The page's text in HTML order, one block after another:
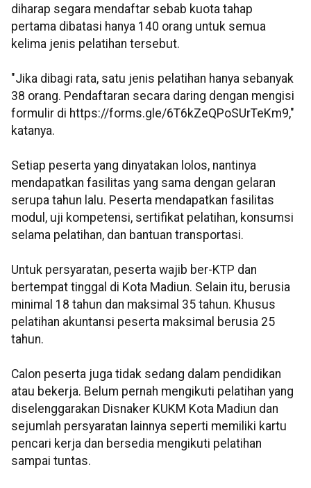
diharap segara mendaftar sebab kuota tahap
pertama dibatasi hanya 140 orang untuk semua
kelima jenis pelatihan tersebut.
"Jika dibagi rata, satu jenis pelatihan hanya sebanyak
38 orang. Pendaftaran secara daring dengan mengisi
formulir di https://forms.gle/6T6kZeQPoSUrTeKm9,"
katanya.
Setiap peserta yang dinyatakan lolos, nantinya
mendapatkan fasilitas yang sama dengan gelaran
serupa tahun lalu. Peserta mendapatkan fasilitas
modul, uji kompetensi, sertifikat pelatihan, konsumsi
selama pelatihan, dan bantuan transportasi.
Untuk persyaratan, peserta wajib ber-KTP dan
bertempat tinggal di Kota Madiun. Selain itu, berusia
minimal 18 tahun dan maksimal 35 tahun. Khusus
pelatihan akuntansi peserta maksimal berusia 25
tahun.
Calon peserta juga tidak sedang dalam pendidikan
atau bekerja. Belum pernah mengikuti pelatihan yang
diselenggarakan Disnaker KUKM Kota Madiun dan
sejumlah persyaratan lainnya seperti memiliki kartu
pencari kerja dan bersedia mengikuti pelatihan
sampai tuntas.